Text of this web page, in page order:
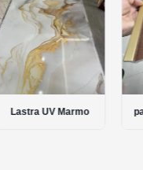
Lastra UV Marmo